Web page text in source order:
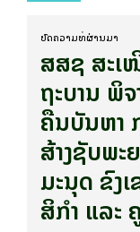
ບົດ​ຄວາມ​ທີ່​ຜ່ານ​ມາ
ສ​ສ​ຊ ສະ​
ຖະ​ບານ​​ ພິ​ຈ
ຄືນບັນ​ຫາ
ສ້າງ​ຊັບ​ພະ​
ມະ​ນຸດ​ ຂົງ​
ສິ​ກຳ ແລະ